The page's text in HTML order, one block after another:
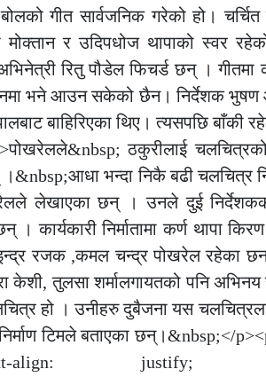
बोलको गीत सार्वजनिक गरेको हो।
मोक्तान र उदिपधोज थापाको स्वर
रितु पौडेल फिचर्ड छन् ।
भने आउन सकेको छैन। निर्देशक भुषण
बाहिरिएका थिए। त्यसपछि बाँकी
ठकुरीलाई
।&nbsp;आधा भन्दा निकै बढी चलचित्र
लेखाएका छन् । उनले दुई
कार्यकारी निर्मातामा कर्ण थापा
इन्द्र रजक ,कमल चन्द्र पोखरेल
तुलसा शर्मालगायतको पनि
हो । उनीहरु दुबैजना यस
टिमले बताएका छन्।&nbsp;</
align: justify;